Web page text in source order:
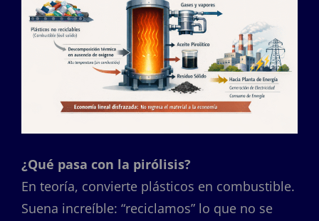
¿Qué pasa con la pirólisis?
En teoría, convierte plásticos en combustible.
Suena increíble: “reciclamos” lo que no se